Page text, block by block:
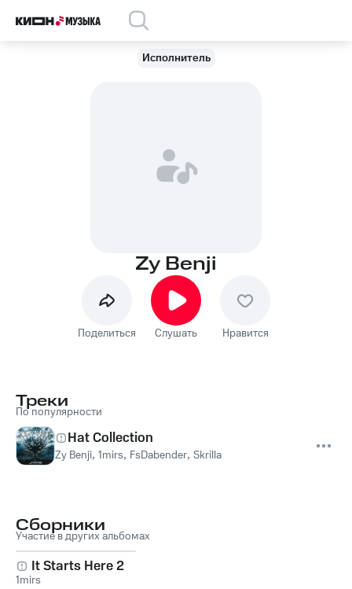
Исполнитель
Zy Benji
Поделиться Слушать Нравится
Треки
По популярности
Hat Collection
Zy Benji, 1mirs, FsDabender, Skrilla
Сборники
Участие в других альбомах
It Starts Here 2
1mirs